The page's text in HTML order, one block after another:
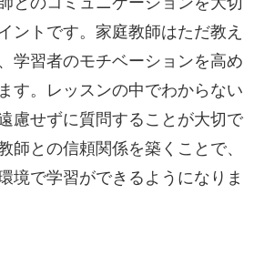
ントです。家庭教師はただ教え
学習者のモチベーションを高め
す。レッスンの中でわからない
慮せずに質問することが大切で
師との信頼関係を築くことで、
境で学習ができるようになりま